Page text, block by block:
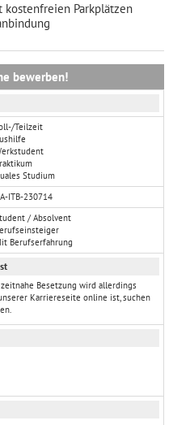
kostenfreien Parkplätzen
bewerben!
Teilzeit
Studium
ITB-230714
/ Absolvent
Berufserfahrung
Besetzung wird allerdings
Karriereseite online ist, suchen